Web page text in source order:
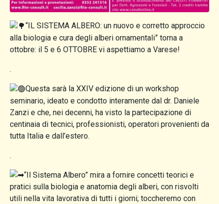
“IL SISTEMA ALBERO: un nuovo e corretto approccio
alla biologia e cura degli alberi ornamentali” torna a
ottobre: il 5 e 6 OTTOBRE vi aspettiamo a Varese!
.
Questa sarà la XXIV edizione di un workshop
seminario, ideato e condotto interamente dal dr. Daniele
Zanzi e che, nei decenni, ha visto la partecipazione di
centinaia di tecnici, professionisti, operatori provenienti da
tutta Italia e dall’estero.
.
“Il Sistema Albero” mira a fornire concetti teorici e
pratici sulla biologia e anatomia degli alberi, con risvolti
utili nella vita lavorativa di tutti i giorni; toccheremo con